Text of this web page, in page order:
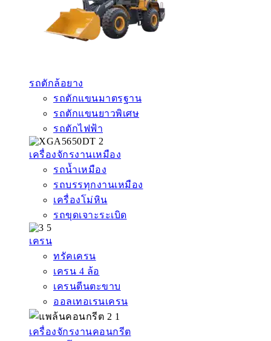
รถตักล้อยาง
รถตักแขนมาตรฐาน
รถตักแขนยาวพิเศษ
รถตักไฟฟ้า
เครื่องจักรงานเหมือง
รถน้ำเหมือง
รถบรรทุกงานเหมือง
เครื่องโม่หิน
รถขุดเจาะระเบิด
เครน
ทรัคเครน
เครน 4 ล้อ
เครนตีนตะขาบ
ออลเทอเรนเครน
เครื่องจักรงานคอนกรีต